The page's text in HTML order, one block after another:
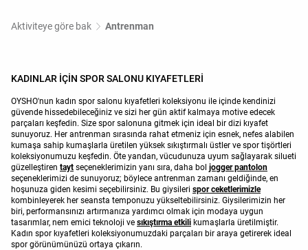
Aktiviteye göre bak Antrenman
KADINLAR İÇİN SPOR SALONU KIYAFETLERİ
OYSHO'nun kadın spor salonu kıyafetleri koleksiyonu ile içinde kendinizi
güvende hissedebileceğiniz ve sizi her gün aktif kalmaya motive edecek
parçaları keşfedin. Size spor salonuna gitmek için ideal bir dizi kıyafet
sunuyoruz. Her antrenman sırasında rahat etmeniz için esnek, nefes alabilen
kumaşa sahip kumaşlarla üretilen yüksek sıkıştırmalı üstler ve spor tişörtleri
koleksiyonumuzu keşfedin. Öte yandan, vücudunuza uyum sağlayarak silueti
güzelleştiren tayt seçeneklerimizin yanı sıra, daha bol jogger pantolon
seçeneklerimizi de sunuyoruz; böylece antrenman zamanı geldiğinde, en
hoşunuza giden kesimi seçebilirsiniz. Bu giysileri spor ceketlerimizle
kombinleyerek her seansta temponuzu yükseltebilirsiniz. Giysilerimizin her
biri, performansınızı artırmanıza yardımcı olmak için modaya uygun
tasarımlar, nem emici teknoloji ve sıkıştırma etkili kumaşlarla üretilmiştir.
Kadın spor kıyafetleri koleksiyonumuzdaki parçaları bir araya getirerek ideal
spor görünümünüzü ortaya çıkarın.